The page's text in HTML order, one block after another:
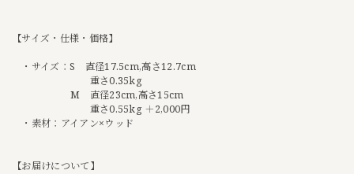
【サイズ・仕様・価格】
・サイズ：S 直径17.5cm,高さ12.7cm
重さ0.35kg
M 直径23cm,高さ15cm
重さ0.55kg ＋2,000円
・素材：アイアン×ウッド
【お届けについて】